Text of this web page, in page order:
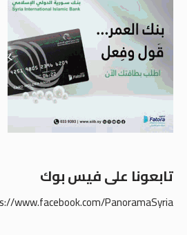
تابعونا على فيس بوك
www.facebook.com/PanoramaSyria